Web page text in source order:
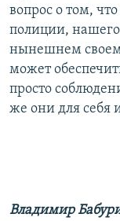
вопрос о том,
полиции, нашего
нынешнем своем
может
просто
же они для себя
Владимир